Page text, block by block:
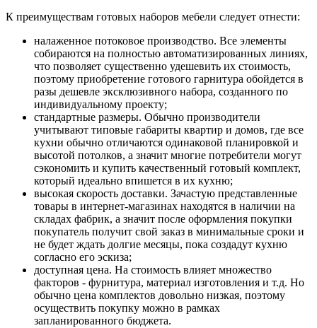
К преимуществам готовых наборов мебели следует отнести:
налаженное потоковое производство. Все элементы
собираются на полностью автоматизированных линиях,
что позволяет существенно удешевить их стоимость,
поэтому приобретение готового гарнитура обойдется в
разы дешевле эксклюзивного набора, созданного по
индивидуальному проекту;
стандартные размеры. Обычно производители
учитывают типовые габариты квартир и домов, где все
кухни обычно отличаются одинаковой планировкой и
высотой потолков, а значит многие потребители могут
сэкономить и купить качественный готовый комплект,
который идеально впишется в их кухню;
высокая скорость доставки. Зачастую представленные
товары в интернет-магазинах находятся в наличии на
складах фабрик, а значит после оформления покупки
покупатель получит свой заказ в минимальные сроки и
не будет ждать долгие месяцы, пока создадут кухню
согласно его эскиза;
доступная цена. На стоимость влияет множество
факторов - фурнитура, материал изготовления и т.д. Но
обычно цена комплектов довольно низкая, поэтому
осуществить покупку можно в рамках
запланированного бюджета.